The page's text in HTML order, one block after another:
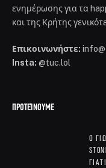
ενημέρωσης για τα
και της Κρήτης
Επικοινωνήστε:
Insta: @tuc.lol
ΠΡΟΤΕΊΝΟΥΜΕ
Ο